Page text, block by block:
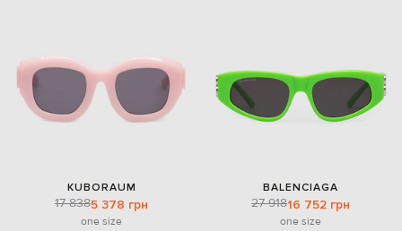
KUBORAUM
17 8385 378 грн
one size
BALENCIAGA
27 91816 752 грн
one size